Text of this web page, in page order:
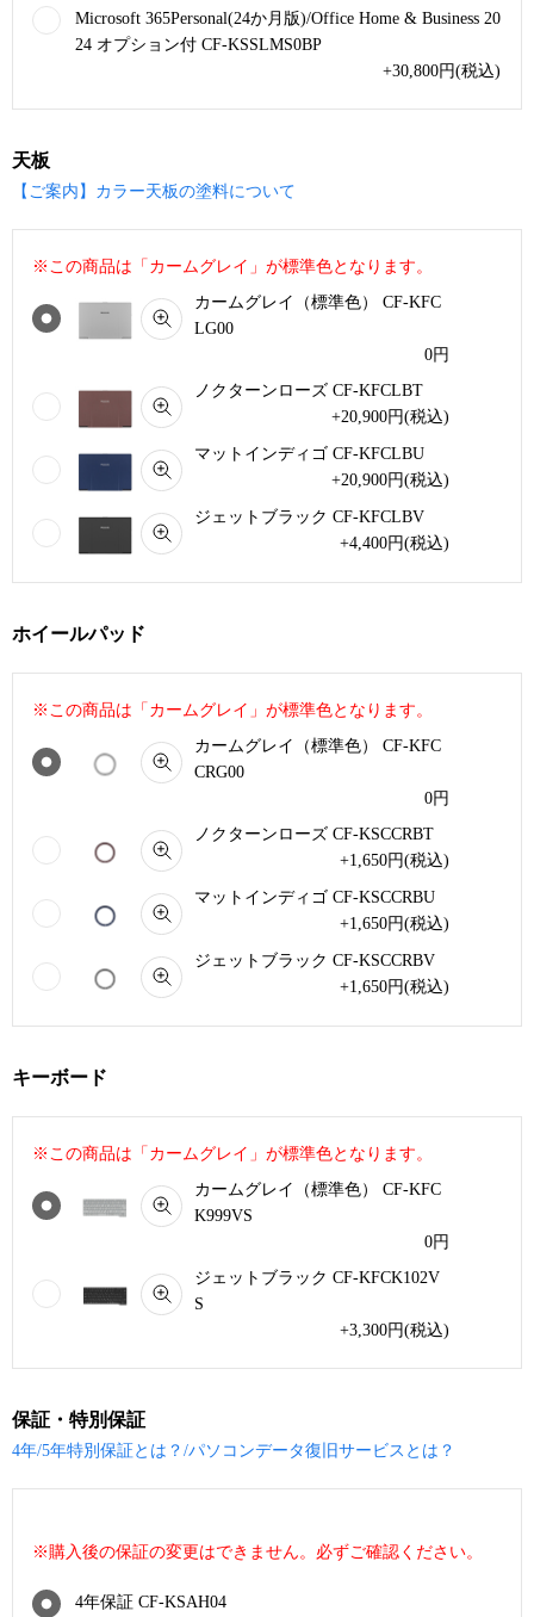
Microsoft 365Personal(24か月版)/Office Home & Business 20
24 オプション付 CF-KSSLMS0BP
+30,800円(税込)
天板
【ご案内】カラー天板の塗料について
※この商品は「カームグレイ」が標準色となります。
カームグレイ（標準色） CF-KFC
LG00
0円
ノクターンローズ CF-KFCLBT
+20,900円(税込)
マットインディゴ CF-KFCLBU
+20,900円(税込)
ジェットブラック CF-KFCLBV
+4,400円(税込)
ホイールパッド
※この商品は「カームグレイ」が標準色となります。
カームグレイ（標準色） CF-KFC
CRG00
0円
ノクターンローズ CF-KSCCRBT
+1,650円(税込)
マットインディゴ CF-KSCCRBU
+1,650円(税込)
ジェットブラック CF-KSCCRBV
+1,650円(税込)
キーボード
※この商品は「カームグレイ」が標準色となります。
カームグレイ（標準色） CF-KFC
K999VS
0円
ジェットブラック CF-KFCK102V
S
+3,300円(税込)
保証・特別保証
4年/5年特別保証とは？/パソコンデータ復旧サービスとは？
※購入後の保証の変更はできません。必ずご確認ください。
4年保証 CF-KSAH04